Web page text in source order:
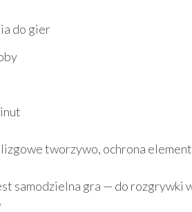
do gier
tworzywo, ochrona
samodzielna gra — do rozgrywki